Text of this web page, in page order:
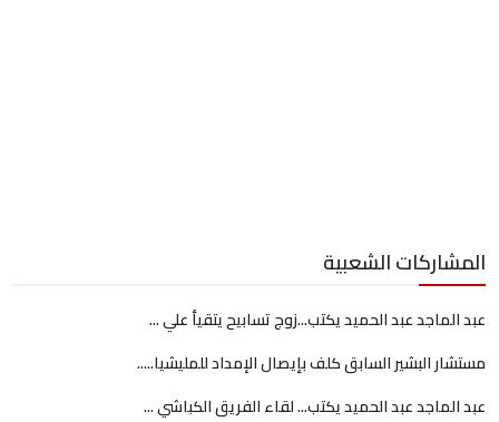
المشاركات الشعبية
عبد الماجد عبد الحميد يكتب...زوج تسابيح يتقيأ علي ...
مستشار البشير السابق كلف بإيصال الإمداد للمليشيا.....
عبد الماجد عبد الحميد يكتب... لقاء الفريق الكباشي ...